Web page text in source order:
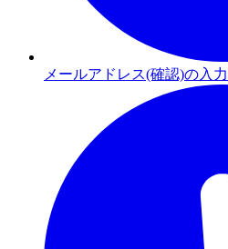
メールアドレス(確認)の入